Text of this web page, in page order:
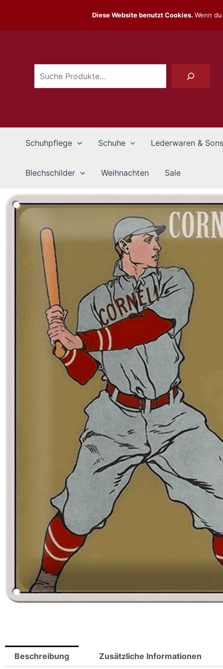
springen Suchen
Schuhpflege Schuhe Lederwaren &
Blechschilder Weihnachten Sale
Beschreibung Zusätzliche Informationen
Diese Website benutzt Cookies. Wenn